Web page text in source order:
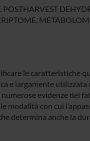
POSTHARVEST
le caratteristiche
e largamente
evidenze del
modalità con cui
determina anche la